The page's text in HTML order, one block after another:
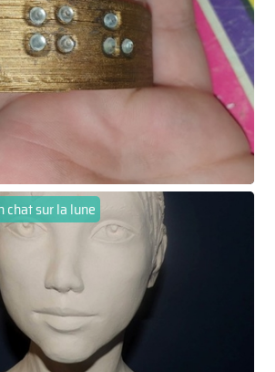
chat sur la lune